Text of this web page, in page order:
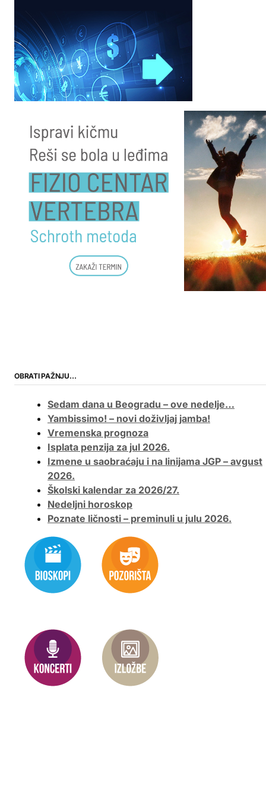
OBRATI PAŽNJU…
Sedam dana u Beogradu – ove nedelje…
Yambissimo! – novi doživljaj jamba!
Vremenska prognoza
Isplata penzija za jul 2026.
Izmene u saobraćaju i na linijama JGP – avgust
2026.
Školski kalendar za 2026/27.
Nedeljni horoskop
Poznate ličnosti – preminuli u julu 2026.